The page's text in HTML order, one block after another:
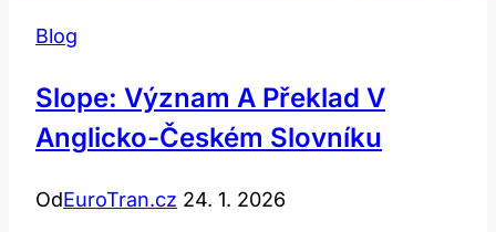
Blog
Slope: Význam A Překlad V
Anglicko-Českém Slovníku
OdEuroTran.cz 24. 1. 2026